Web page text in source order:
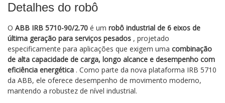
Detalhes do robô
O ABB IRB 5710-90/2.70 é um robô industrial de 6 eixos de
última geração para serviços pesados , projetado
especificamente para aplicações que exigem uma combinação
de alta capacidade de carga, longo alcance e desempenho com
eficiência energética . Como parte da nova plataforma IRB 5710
da ABB, ele oferece desempenho de movimento moderno,
mantendo a robustez de nível industrial.